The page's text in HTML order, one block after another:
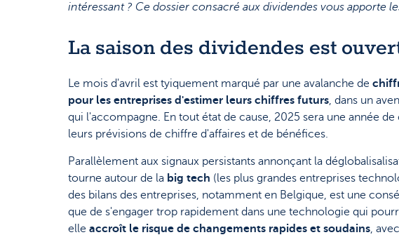
intéressant ? Ce dossier consacré aux dividendes vous apporte
La saison des dividendes est
Le mois d'avril est tyiquement marqué par une avalanche de
pour les entreprises d'estimer leurs chiffres futurs, dans un
qui l'accompagne. En tout état de cause, 2025 sera une année
leurs prévisions de chiffre d'affaires et de bénéfices.
Parallèlement aux signaux persistants annonçant la
tourne autour de la big tech (les plus grandes entreprises
des bilans des entreprises, notamment en Belgique, est une
que de s'engager trop rapidement dans une technologie qui
elle accroît le risque de changements rapides et soudains,